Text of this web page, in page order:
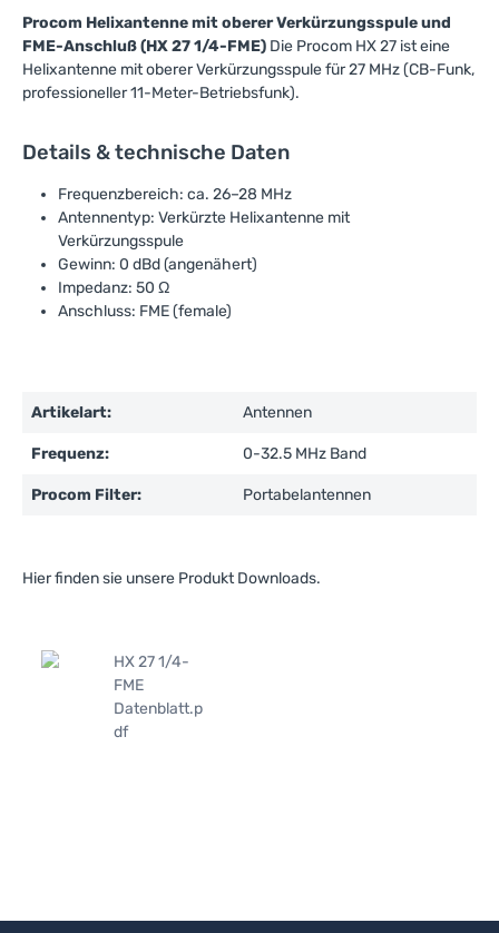
Procom Helixantenne mit oberer Verkürzungsspule und
FME-Anschluß (HX 27 1/4-FME) Die Procom HX 27 ist eine
Helixantenne mit oberer Verkürzungsspule für 27 MHz (CB-Funk,
professioneller 11-Meter-Betriebsfunk).
Details & technische Daten
Frequenzbereich: ca. 26–28 MHz
Antennentyp: Verkürzte Helixantenne mit
Verkürzungsspule
Gewinn: 0 dBd (angenähert)
Impedanz: 50 Ω
Anschluss: FME (female)
Artikelart: Antennen
Frequenz: 0-32.5 MHz Band
Procom Filter: Portabelantennen
Hier finden sie unsere Produkt Downloads.
HX 27 1/4-
FME
Datenblatt.p
df